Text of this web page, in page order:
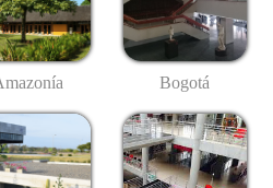
Bogotá